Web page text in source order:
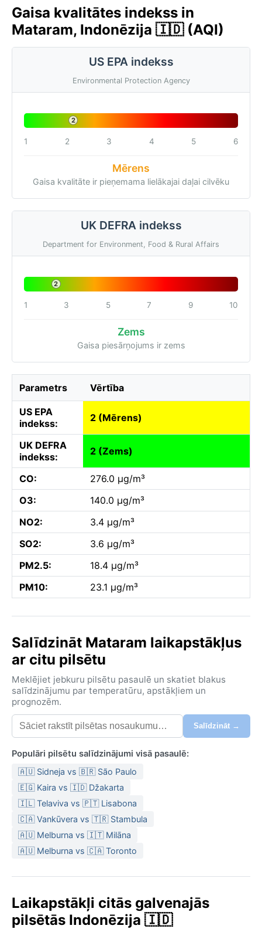
Gaisa kvalitātes indekss in
Mataram, Indonēzija 🇮🇩 (AQI)
US EPA indekss
Environmental Protection Agency
2
1 2 3 4 5 6
Mērens
Gaisa kvalitāte ir pieņemama lielākajai daļai cilvēku
UK DEFRA indekss
Department for Environment, Food & Rural Affairs
2
1 3 5 7 9 10
Zems
Gaisa piesārņojums ir zems
Parametrs Vērtība
US EPA
indekss:
2 (Mērens)
UK DEFRA
indekss:
2 (Zems)
CO:
276.0 µg/m³
O3:
140.0 µg/m³
NO2:
3.4 µg/m³
SO2:
3.6 µg/m³
PM2.5:
18.4 µg/m³
PM10:
23.1 µg/m³
Salīdzināt Mataram laikapstākļus
ar citu pilsētu
Meklējiet jebkuru pilsētu pasaulē un skatiet blakus
salīdzinājumu par temperatūru, apstākļiem un
prognozēm.
Salīdzināt →
Populāri pilsētu salīdzinājumi visā pasaulē:
🇦🇺 Sidneja vs 🇧🇷 São Paulo
🇪🇬 Kaira vs 🇮🇩 Džakarta
🇮🇱 Telaviva vs 🇵🇹 Lisabona
🇨🇦 Vankūvera vs 🇹🇷 Stambula
🇦🇺 Melburna vs 🇮🇹 Milāna
🇦🇺 Melburna vs 🇨🇦 Toronto
Laikapstākļi citās galvenajās
pilsētās Indonēzija 🇮🇩